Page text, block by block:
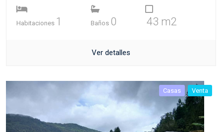
Habitaciones 1 Baños 0 43 m2
Ver detalles
Casas Venta